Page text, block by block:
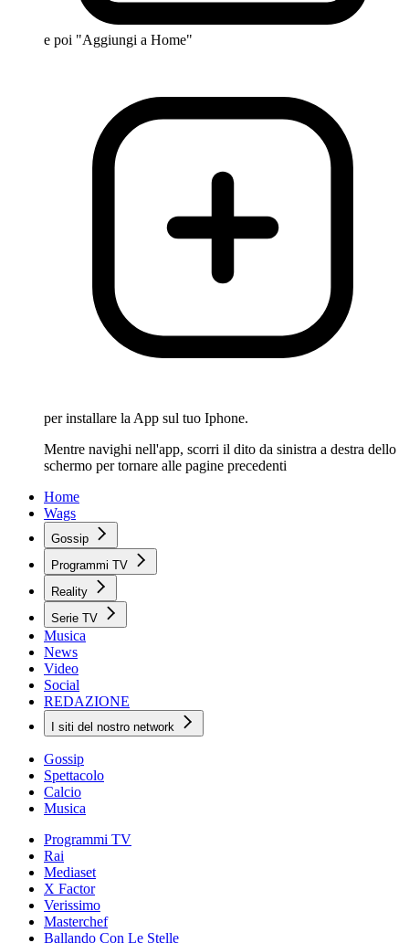
e poi "Aggiungi a Home"
per installare la App sul tuo Iphone.
Mentre navighi nell'app, scorri il dito da sinistra a destra dello
schermo per tornare alle pagine precedenti
Home
Wags
Gossip
Programmi TV
Reality
Serie TV
Musica
News
Video
Social
REDAZIONE
I siti del nostro network
Gossip
Spettacolo
Calcio
Musica
Programmi TV
Rai
Mediaset
X Factor
Verissimo
Masterchef
Ballando Con Le Stelle